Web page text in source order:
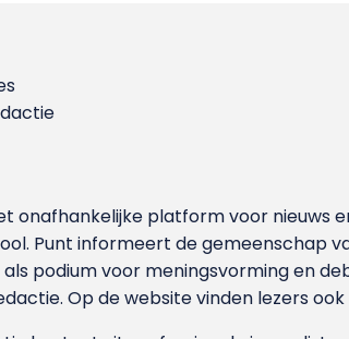
onafhankelijke platform voor nieuws
Punt informeert de gemeenschap
podium voor meningsvorming en
Op de website vinden lezers